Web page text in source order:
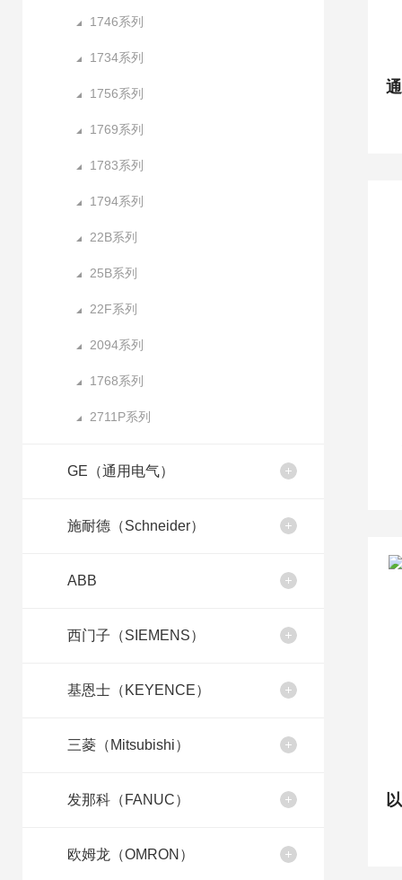
1746系列
1734系列
1756系列
1769系列
1783系列
1794系列
22B系列
25B系列
22F系列
2094系列
1768系列
2711P系列
GE（通用电气）
施耐德（Schneider）
ABB
西门子（SIEMENS）
基恩士（KEYENCE）
三菱（Mitsubishi）
发那科（FANUC）
欧姆龙（OMRON）